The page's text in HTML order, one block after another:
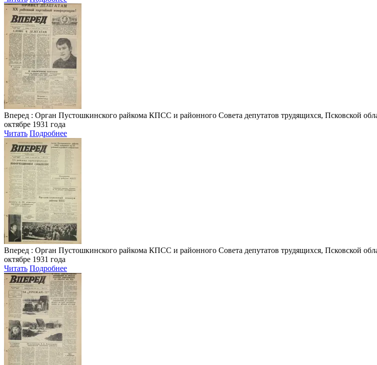
Вперед : Орган Пустошкинского райкома КПСС и районного Совета депутатов трудящихся, Псковской
октябре 1931 года
Читать Подробнее
Вперед : Орган Пустошкинского райкома КПСС и районного Совета депутатов трудящихся, Псковской
октябре 1931 года
Читать Подробнее